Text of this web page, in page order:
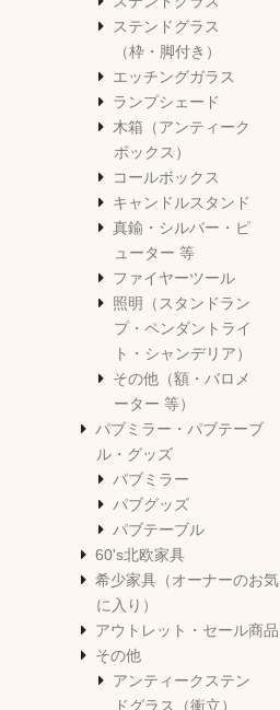
ステンドグラス
（枠・脚付き）
エッチングガラス
ランプシェード
木箱（アンティーク
ボックス）
コールボックス
キャンドルスタンド
真鍮・シルバー・ピ
ューター 等
ファイヤーツール
照明（スタンドラン
プ・ペンダントライ
ト・シャンデリア）
その他（額・バロメ
ーター 等）
パブミラー・パブテーブ
ル・グッズ
パブミラー
パブグッズ
パブテーブル
60's北欧家具
希少家具（オーナーのお気
に入り）
アウトレット・セール商品
その他
アンティークステン
ドグラス（衝立）